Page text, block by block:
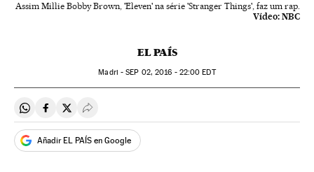
Assim Millie Bobby Brown, 'Eleven' na série 'Stranger Things', faz um rap.
Vídeo: NBC
EL PAÍS
Madri -SEP 02, 2016 - 22:00 EDT
Compartir en Whatsapp
Compartir en Facebook
Compartir en Twitter
Desplegar Redes Sociales
Añadir EL PAÍS en Google